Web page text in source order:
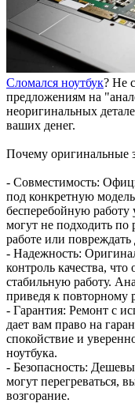
Сломался ноутбук? Не
предложениям на
неоригинальных
ваших денег.
Почему оригинальные
- Совместимость:
под конкретную
бесперебойную работу
могут не подходить
работе или
- Надежность:
контроль качества, что
стабильную работу.
приведя к повторному
- Гарантия: Ремонт с
дает вам право на
спокойствие и
ноутбука.
- Безопасность:
могут перегреваться,
возгорание.